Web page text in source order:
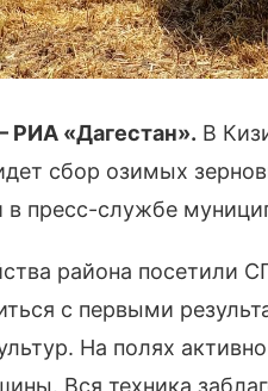
«Дагестан». В
сбор озимых
пресс-службе
района посетили
с первыми
На полях
Вся техника